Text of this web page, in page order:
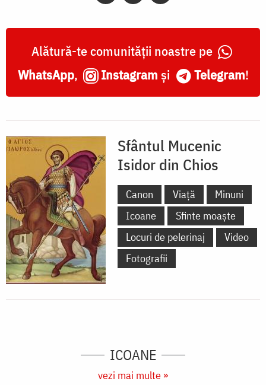
Alătură-te comunității noastre pe
WhatsApp, Instagram și Telegram!
Sfântul Mucenic
Isidor din Chios
Canon Viață
Minuni
Icoane
Sfinte moaște
Locuri de pelerinaj
Video
Fotografii
ICOANE
vezi mai multe »